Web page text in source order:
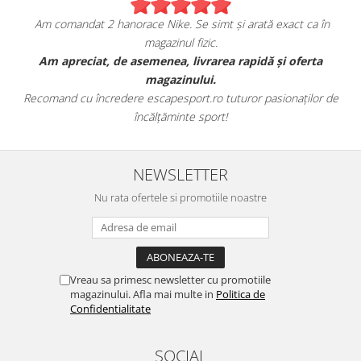
și arată exact ca în
rapidă și oferta
tuturor pasionaților de
Sunt foarte mulțumita de
Am comandat o pereche de sneakers
fericita cu modul in care mi
Aceștia au toate caracteristicile
NEWSLETTER
Nu rata ofertele si promotiile noastre
Vreau sa primesc newsletter cu promotiile
magazinului. Afla mai multe in Politica de
Confidentialitate
SOCIAL